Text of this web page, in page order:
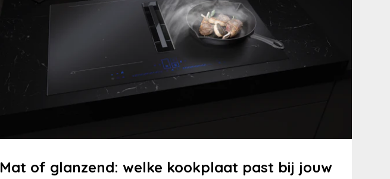
Mat of glanzend: welke kookplaat past bij jouw